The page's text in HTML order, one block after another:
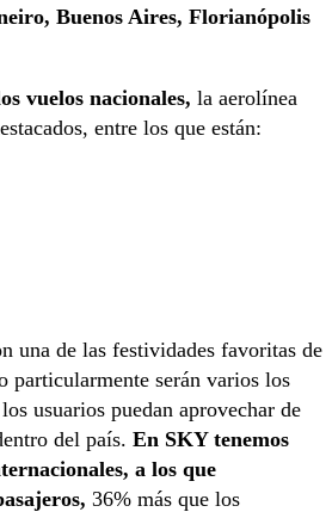
Buenos Aires, Florianópolis
vuelos nacionales, la aerolínea
entre los que están:
una de las festividades favoritas de
particularmente serán varios los
usuarios puedan aprovechar de
del país. En SKY tenemos
a los que
36% más que los